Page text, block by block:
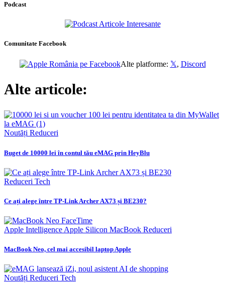
Podcast
Comunitate Facebook
Alte platforme: 𝕏, Discord
Alte articole:
Noutăți Reduceri
Buget de 10000 lei în contul tău eMAG prin HeyBlu
Reduceri Tech
Ce ați alege între TP-Link Archer AX73 și BE230?
Apple Intelligence Apple Silicon MacBook Reduceri
MacBook Neo, cel mai accesibil laptop Apple
Noutăți Reduceri Tech